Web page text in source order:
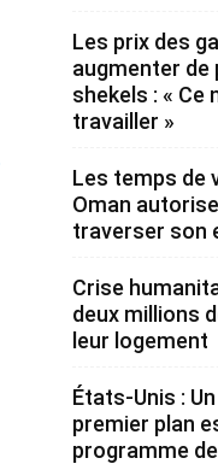
Les prix des
augmenter de
shekels : « Ce
travailler »
Les temps de
Oman
traverser son
Crise
deux millions
leur logement
États-Unis :
premier plan
programme